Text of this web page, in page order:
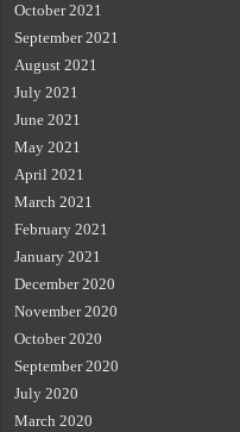
October 2021
September 2021
August 2021
July 2021
June 2021
May 2021
April 2021
March 2021
February 2021
January 2021
December 2020
November 2020
October 2020
September 2020
July 2020
March 2020